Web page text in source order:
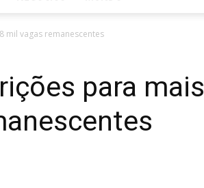
mil vagas remanescentes
para mais